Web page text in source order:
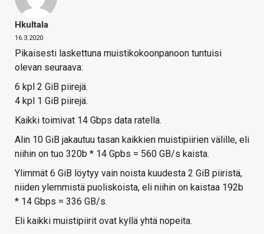
Hkultala
16.3.2020
Pikaisesti laskettuna muistikokoonpanoon tuntuisi
olevan seuraava:
6 kpl 2 GiB piirejä.
4 kpl 1 GiB piirejä.
Kaikki toimivat 14 Gbps data ratella.
Alin 10 GiB jakautuu tasan kaikkien muistipiirien välille, eli
niihin on tuo 320b * 14 Gpbs = 560 GB/s kaista.
Ylimmät 6 GiB löytyy vain noista kuudesta 2 GiB piiristä,
niiden ylemmistä puoliskoista, eli niihin on kaistaa 192b
* 14 Gbps = 336 GB/s.
Eli kaikki muistipiirit ovat kyllä yhtä nopeita.